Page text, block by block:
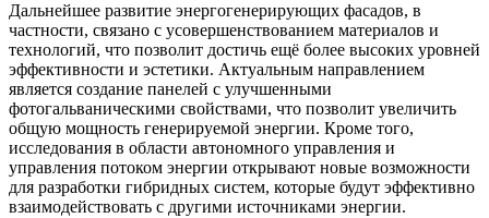
Дальнейшее развитие энергогенерирующих фасадов, в
частности, связано с усовершенствованием материалов и
технологий, что позволит достичь ещё более высоких уровней
эффективности и эстетики. Актуальным направлением
является создание панелей с улучшенными
фотогальваническими свойствами, что позволит увеличить
общую мощность генерируемой энергии. Кроме того,
исследования в области автономного управления и
управления потоком энергии открывают новые возможности
для разработки гибридных систем, которые будут эффективно
взаимодействовать с другими источниками энергии.